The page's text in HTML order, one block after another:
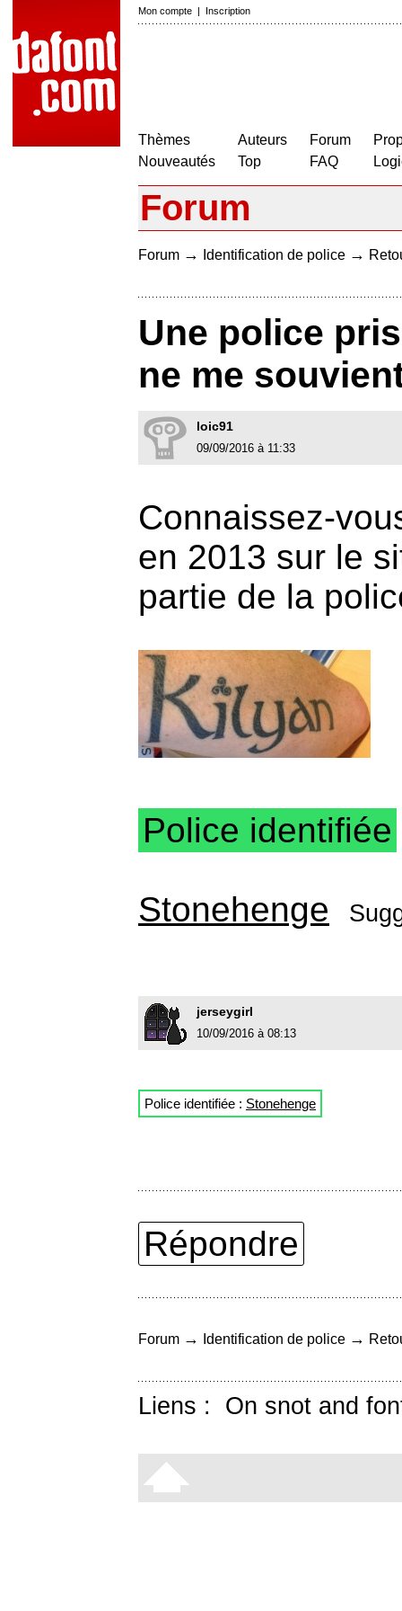
Mon compte | Inscription
Thèmes
Nouveautés
Auteurs
Top
Forum
FAQ
Forum
Forum → Identification de police →
Une police
ne me
loic91
09/09/2016 à 11:33
Connaissez-
en 2013 sur le
partie de la
Police identifiée
Stonehenge
jerseygirl
10/09/2016 à 08:13
Police identifiée : Stonehenge
Répondre
Forum → Identification de police →
Liens : On snot and